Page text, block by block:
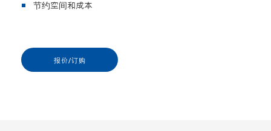
节约空间和成本
报价/订购